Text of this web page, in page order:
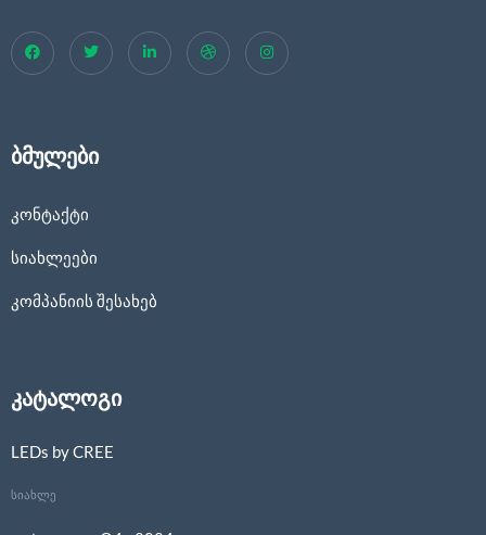
ბმულები
კონტაქტი
სიახლეები
კომპანიის შესახებ
კატალოგი
LEDs by CREE
სიახლე